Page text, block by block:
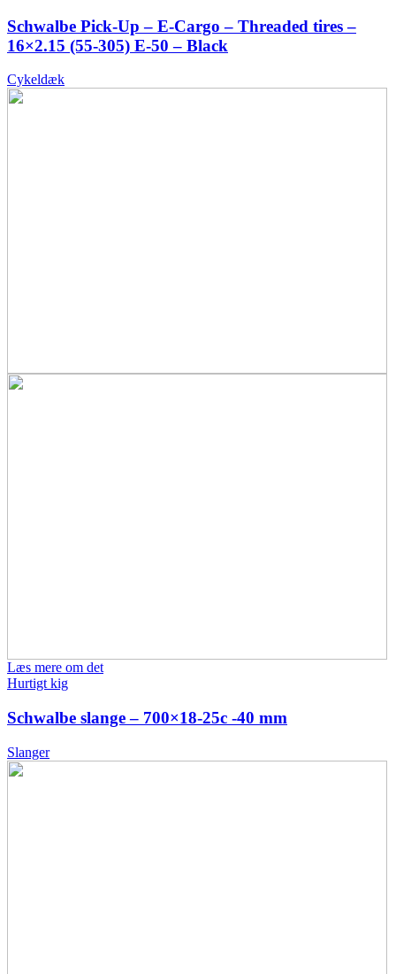
Schwalbe Pick-Up – E-Cargo – Threaded tires –
16×2.15 (55-305) E-50 – Black
Cykeldæk
Læs mere om det
Hurtigt kig
Schwalbe slange – 700×18-25c -40 mm
Slanger